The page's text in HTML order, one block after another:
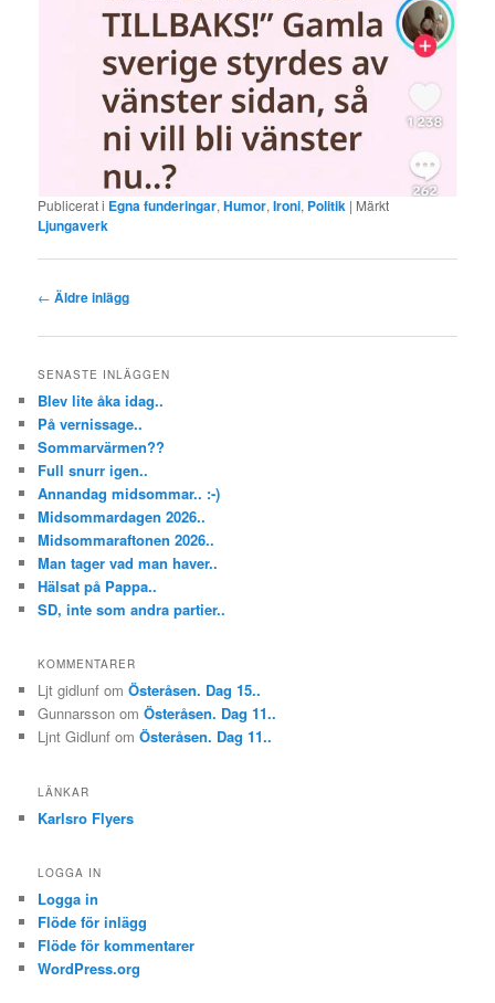
Publicerat i Egna funderingar,Humor,Ironi, Politik | Märkt
Ljungaverk
Inläggsnavigering
← Äldre inlägg
SENASTE INLÄGGEN
Blev lite åka idag..
På vernissage..
Sommarvärmen??
Full snurr igen..
Annandag midsommar.. :-)
Midsommardagen 2026..
Midsommaraftonen 2026..
Man tager vad man haver..
Hälsat på Pappa..
SD, inte som andra partier..
KOMMENTARER
Ljt gidlunf omÖsteråsen. Dag 15..
Gunnarsson omÖsteråsen. Dag 11..
Ljnt Gidlunf omÖsteråsen. Dag 11..
LÄNKAR
Karlsro Flyers
LOGGA IN
Logga in
Flöde för inlägg
Flöde för kommentarer
WordPress.org